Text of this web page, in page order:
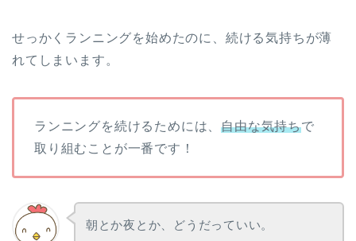
せっかくランニングを始めたのに、続ける気持ちが薄
れてしまいます。
ランニングを続けるためには、自由な気持ちで
取り組むことが一番です！
朝とか夜とか、どうだっていい。